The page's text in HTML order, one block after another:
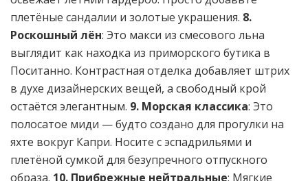
плетёные сандалии и золотые украшения. 8.
Роскошный лён: Это макси из смесового льна
выглядит как находка из приморского бутика в
Поситанно. Контрастная отделка добавляет штрих
в духе дизайнерских вещей, а свободный крой
остаётся элегантным. 9. Морская классика: Это
полосатое миди — будто создано для прогулки на
яхте вокруг Капри. Носите с эспадрильями и
плетёной сумкой для безупречного отпускного
образа. 10. Прибрежные нейтральные: Мягкие